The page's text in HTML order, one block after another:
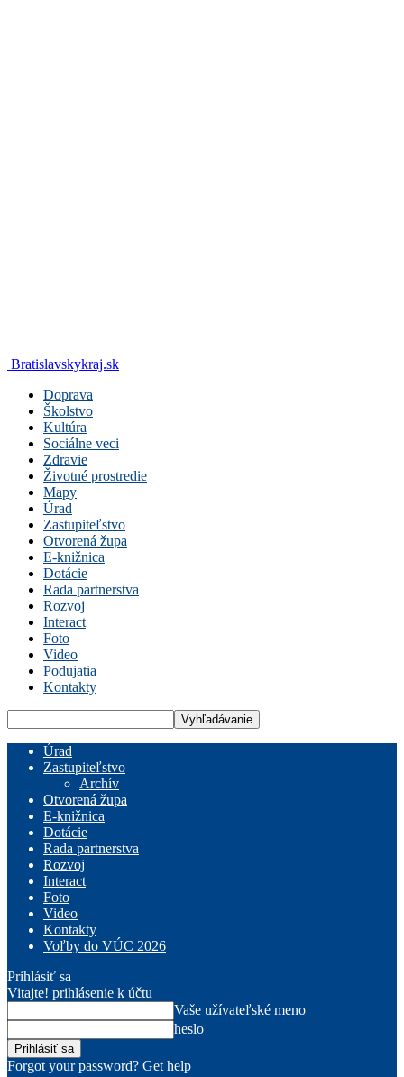
Bratislavskykraj.sk
Doprava
Školstvo
Kultúra
Sociálne veci
Zdravie
Životné prostredie
Mapy
Úrad
Zastupiteľstvo
Otvorená župa
E-knižnica
Dotácie
Rada partnerstva
Rozvoj
Interact
Foto
Video
Podujatia
Kontakty
Úrad
Zastupiteľstvo
Archív
Otvorená župa
E-knižnica
Dotácie
Rada partnerstva
Rozvoj
Interact
Foto
Video
Kontakty
Voľby do VÚC 2026
Prihlásiť sa
Vitajte! prihlásenie k účtu
Vaše užívateľské meno
heslo
Forgot your password? Get help